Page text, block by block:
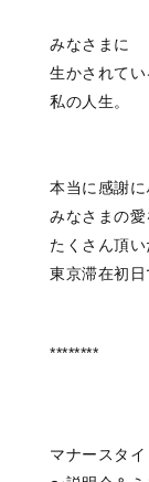
みなさまに
生かされてい
私の人生。
本当に感謝に
みなさまの愛
たくさん頂い
東京滞在初日
********
マナースタ